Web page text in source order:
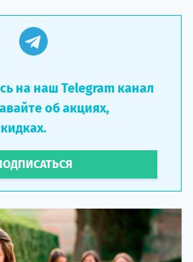
на наш Telegram канал
об акциях,